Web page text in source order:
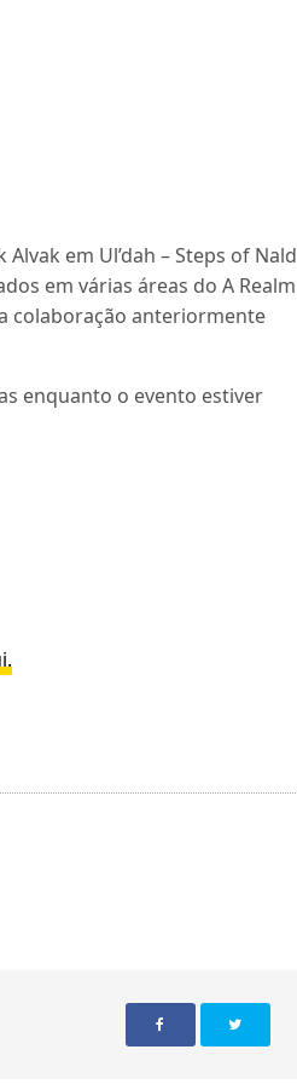
em Ul’dah – Steps of Nald
em várias áreas do A Realm
colaboração anteriormente
enquanto o evento estiver